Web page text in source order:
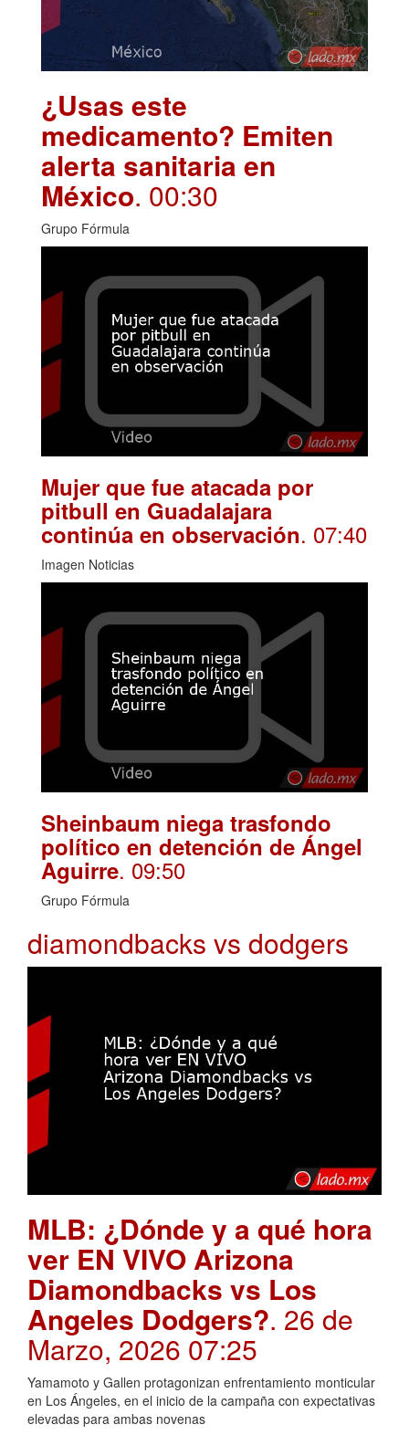
¿Usas este
medicamento? Emiten
alerta sanitaria en
México. 00:30
Grupo Fórmula
Mujer que fue atacada por
pitbull en Guadalajara
continúa en observación. 07:40
Imagen Noticias
Sheinbaum niega trasfondo
político en detención de Ángel
Aguirre. 09:50
Grupo Fórmula
diamondbacks vs dodgers
MLB: ¿Dónde y a qué hora
ver EN VIVO Arizona
Diamondbacks vs Los
Angeles Dodgers?. 26 de
Marzo, 2026 07:25
Yamamoto y Gallen protagonizan enfrentamiento monticular
en Los Ángeles, en el inicio de la campaña con expectativas
elevadas para ambas novenas